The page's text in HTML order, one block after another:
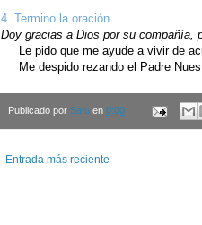
4. Termino la oración
Doy gracias a Dios por su compañía,
Le pido que me ayude a vivir de
Me despido rezando el Padre
Publicado por Satu en 0:00
Entrada más reciente